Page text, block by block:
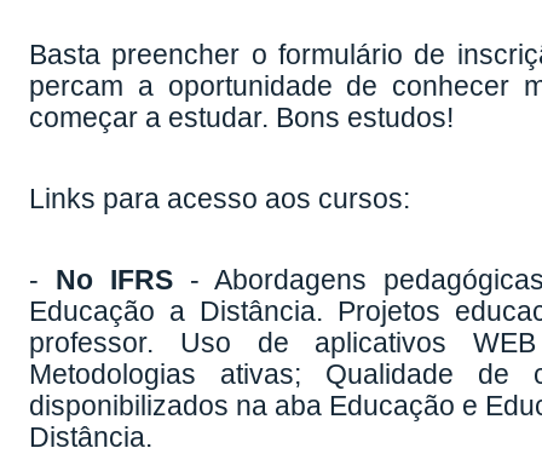
Basta preencher o formulário de
percam a oportunidade de conhecer
começar a estudar. Bons estudos!
Links para acesso aos cursos:
- No IFRS- Abordagens
Educação a Distância. Projetos
professor. Uso de aplicativos
Metodologias ativas; Qualidade
disponibilizados na aba Educação e
Distância.